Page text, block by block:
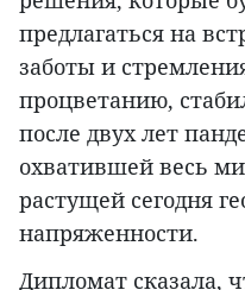
предлагаться на
заботы и
процветанию,
после двух лет
охватившей весь
растущей сегодня
напряженности.
Дипломат сказала,